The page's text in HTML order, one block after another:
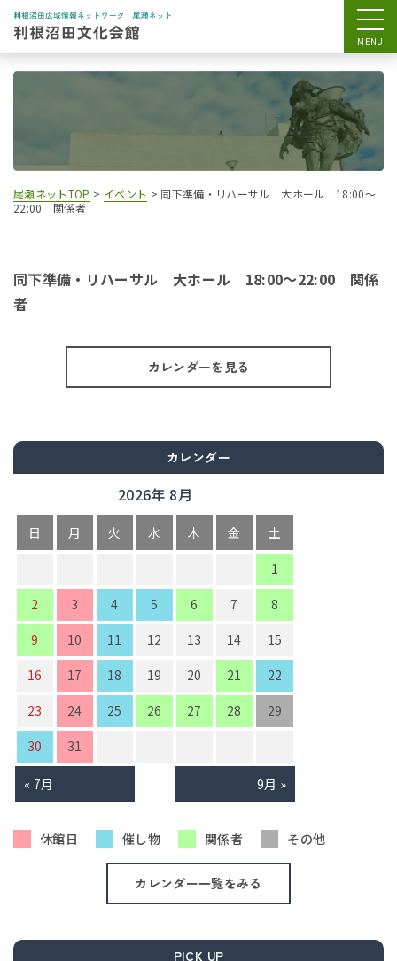
尾瀬ネットTOP > イベント > 同下準備・リハーサル 大ホール 18:00～
22:00 関係者
同下準備・リハーサル 大ホール 18:00～22:00 関係
者
カレンダーを見る
カレンダー
2026年 8月
日 月 火 水 木 金 土
1
2
3 4 5 6 7
8
9
10 11 12 13 14
15
16
17 18 19 20 21
22
23
24 25 26 27 28
29
30
31
« 7月 9月 »
休館日 催し物 関係者 その他
カレンダー一覧をみる
PICK UP